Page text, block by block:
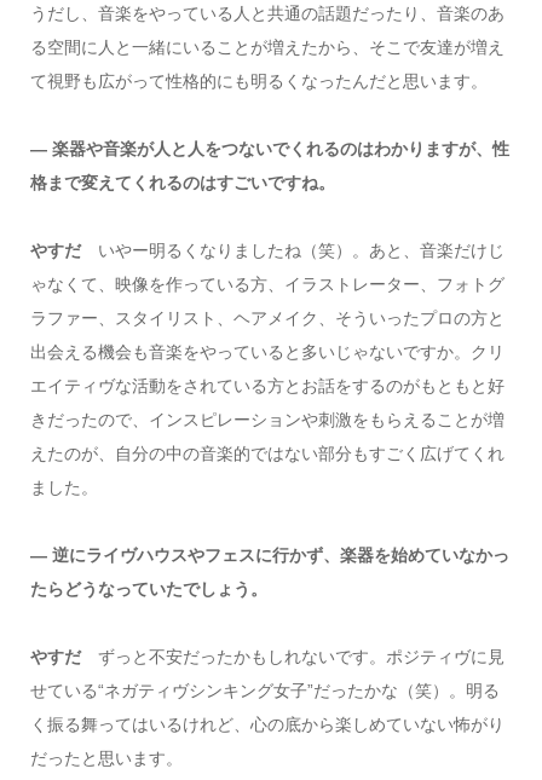
うだし、音楽をやっている人と共通の話題だったり、音楽のあ
る空間に人と一緒にいることが増えたから、そこで友達が増え
て視野も広がって性格的にも明るくなったんだと思います。
― 楽器や音楽が人と人をつないでくれるのはわかりますが、性
格まで変えてくれるのはすごいですね。
やすだ いやー明るくなりましたね（笑）。あと、音楽だけじ
ゃなくて、映像を作っている方、イラストレーター、フォトグ
ラファー、スタイリスト、ヘアメイク、そういったプロの方と
出会える機会も音楽をやっていると多いじゃないですか。クリ
エイティヴな活動をされている方とお話をするのがもともと好
きだったので、インスピレーションや刺激をもらえることが増
えたのが、自分の中の音楽的ではない部分もすごく広げてくれ
ました。
― 逆にライヴハウスやフェスに行かず、楽器を始めていなかっ
たらどうなっていたでしょう。
やすだ ずっと不安だったかもしれないです。ポジティヴに見
せている“ネガティヴシンキング女子”だったかな（笑）。明る
く振る舞ってはいるけれど、心の底から楽しめていない怖がり
だったと思います。